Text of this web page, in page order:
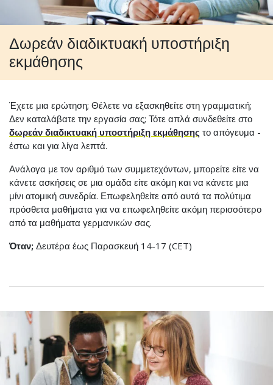
Δωρεάν διαδικτυακή υποστήριξη
εκμάθησης
Έχετε μια ερώτηση; Θέλετε να εξασκηθείτε στη γραμματική;
Δεν καταλάβατε την εργασία σας; Τότε απλά συνδεθείτε στο
δωρεάν διαδικτυακή υποστήριξη εκμάθησης το απόγευμα -
έστω και για λίγα λεπτά.
Ανάλογα με τον αριθμό των συμμετεχόντων, μπορείτε είτε να
κάνετε ασκήσεις σε μια ομάδα είτε ακόμη και να κάνετε μια
μίνι ατομική συνεδρία. Επωφεληθείτε από αυτά τα πολύτιμα
πρόσθετα μαθήματα για να επωφεληθείτε ακόμη περισσότερο
από τα μαθήματα γερμανικών σας.
Όταν; Δευτέρα έως Παρασκευή 14-17 (CET)